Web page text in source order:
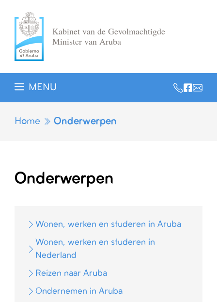
naar
inhoud
Kabinet van de Gevolmachtigde
Minister van Aruba
MENU
Home Onderwerpen
Onderwerpen
Wonen, werken en studeren in Aruba
Wonen, werken en studeren in
Nederland
Reizen naar Aruba
Ondernemen in Aruba